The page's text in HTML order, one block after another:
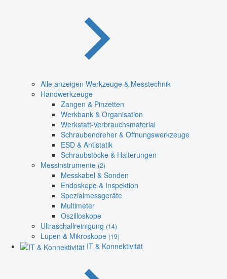
Alle anzeigen Werkzeuge & Messtechnik
Handwerkzeuge
Zangen & Pinzetten
Werkbank & Organisation
Werkstatt-Verbrauchsmaterial
Schraubendreher & Öffnungswerkzeuge
ESD & Antistatik
Schraubstöcke & Halterungen
Messinstrumente (2)
Messkabel & Sonden
Endoskope & Inspektion
Spezialmessgeräte
Multimeter
Oszilloskope
Ultraschallreinigung (14)
Lupen & Mikroskope (19)
IT & Konnektivität